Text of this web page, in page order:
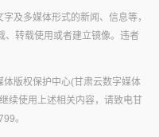
及多媒体形式的新闻、信息等，
、转载使用或者建立镜像。违者
版权保护中心(甘肃云数字媒体
续使用上述相关内容，请致电甘
。